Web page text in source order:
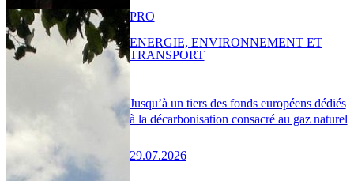
Jusqu’à un tiers des fonds européens dédiés
à la décarbonisation consacré au gaz naturel
29.07.2026
PRO
ENERGIE, ENVIRONNEMENT ET
TRANSPORT